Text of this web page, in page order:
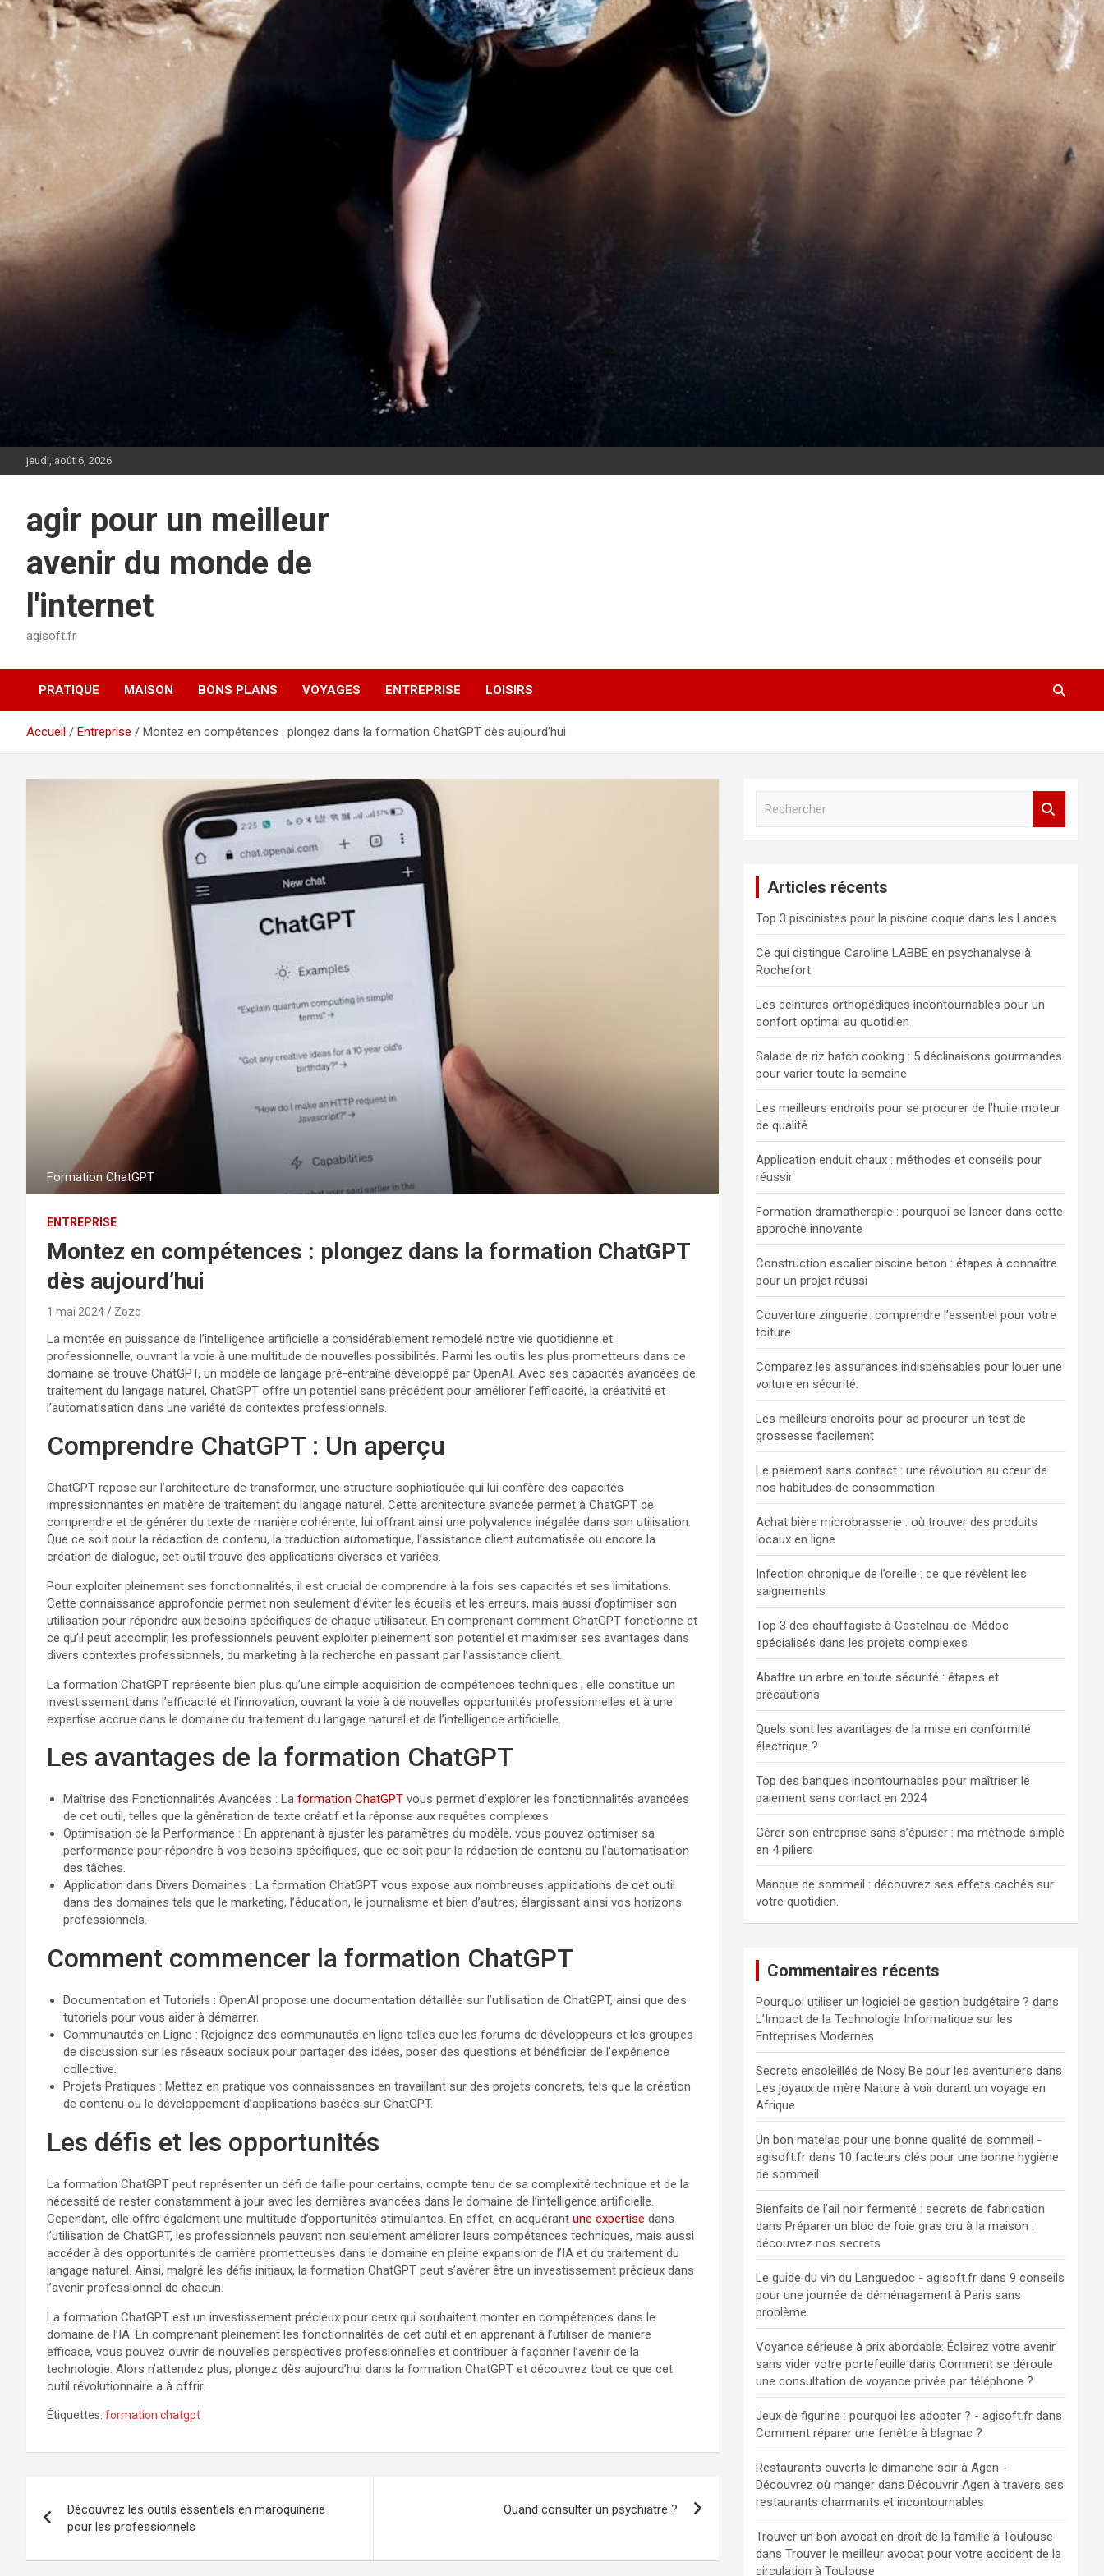
jeudi, août 6, 2026
agir pour un meilleur
avenir du monde de
l'internet
agisoft.fr
PRATIQUE MAISON BONS PLANS VOYAGES ENTREPRISE LOISIRS
Accueil Entreprise Montez en compétences : plongez dans la formation ChatGPT dès aujourd’hui
Formation ChatGPT
ENTREPRISE
Montez en compétences : plongez dans la formation ChatGPT
dès aujourd’hui
1 mai 2024 Zozo
La montée en puissance de l’intelligence artificielle a considérablement remodelé notre vie quotidienne et
professionnelle, ouvrant la voie à une multitude de nouvelles possibilités. Parmi les outils les plus prometteurs dans ce
domaine se trouve ChatGPT, un modèle de langage pré-entraîné développé par OpenAI. Avec ses capacités avancées de
traitement du langage naturel, ChatGPT offre un potentiel sans précédent pour améliorer l’efficacité, la créativité et
l’automatisation dans une variété de contextes professionnels.
Comprendre ChatGPT : Un aperçu
ChatGPT repose sur l’architecture de transformer, une structure sophistiquée qui lui confère des capacités
impressionnantes en matière de traitement du langage naturel. Cette architecture avancée permet à ChatGPT de
comprendre et de générer du texte de manière cohérente, lui offrant ainsi une polyvalence inégalée dans son utilisation.
Que ce soit pour la rédaction de contenu, la traduction automatique, l’assistance client automatisée ou encore la
création de dialogue, cet outil trouve des applications diverses et variées.
Pour exploiter pleinement ses fonctionnalités, il est crucial de comprendre à la fois ses capacités et ses limitations.
Cette connaissance approfondie permet non seulement d’éviter les écueils et les erreurs, mais aussi d’optimiser son
utilisation pour répondre aux besoins spécifiques de chaque utilisateur. En comprenant comment ChatGPT fonctionne et
ce qu’il peut accomplir, les professionnels peuvent exploiter pleinement son potentiel et maximiser ses avantages dans
divers contextes professionnels, du marketing à la recherche en passant par l’assistance client.
La formation ChatGPT représente bien plus qu’une simple acquisition de compétences techniques ; elle constitue un
investissement dans l’efficacité et l’innovation, ouvrant la voie à de nouvelles opportunités professionnelles et à une
expertise accrue dans le domaine du traitement du langage naturel et de l’intelligence artificielle.
Les avantages de la formation ChatGPT
Maîtrise des Fonctionnalités Avancées : La formation ChatGPT vous permet d’explorer les fonctionnalités avancées
de cet outil, telles que la génération de texte créatif et la réponse aux requêtes complexes.
Optimisation de la Performance : En apprenant à ajuster les paramètres du modèle, vous pouvez optimiser sa
performance pour répondre à vos besoins spécifiques, que ce soit pour la rédaction de contenu ou l’automatisation
des tâches.
Application dans Divers Domaines : La formation ChatGPT vous expose aux nombreuses applications de cet outil
dans des domaines tels que le marketing, l’éducation, le journalisme et bien d’autres, élargissant ainsi vos horizons
professionnels.
Comment commencer la formation ChatGPT
Documentation et Tutoriels : OpenAI propose une documentation détaillée sur l’utilisation de ChatGPT, ainsi que des
tutoriels pour vous aider à démarrer.
Communautés en Ligne : Rejoignez des communautés en ligne telles que les forums de développeurs et les groupes
de discussion sur les réseaux sociaux pour partager des idées, poser des questions et bénéficier de l’expérience
collective.
Projets Pratiques : Mettez en pratique vos connaissances en travaillant sur des projets concrets, tels que la création
de contenu ou le développement d’applications basées sur ChatGPT.
Les défis et les opportunités
La formation ChatGPT peut représenter un défi de taille pour certains, compte tenu de sa complexité technique et de la
nécessité de rester constamment à jour avec les dernières avancées dans le domaine de l’intelligence artificielle.
Cependant, elle offre également une multitude d’opportunités stimulantes. En effet, en acquérant une expertise dans
l’utilisation de ChatGPT, les professionnels peuvent non seulement améliorer leurs compétences techniques, mais aussi
accéder à des opportunités de carrière prometteuses dans le domaine en pleine expansion de l’IA et du traitement du
langage naturel. Ainsi, malgré les défis initiaux, la formation ChatGPT peut s’avérer être un investissement précieux dans
l’avenir professionnel de chacun.
La formation ChatGPT est un investissement précieux pour ceux qui souhaitent monter en compétences dans le
domaine de l’IA. En comprenant pleinement les fonctionnalités de cet outil et en apprenant à l’utiliser de manière
efficace, vous pouvez ouvrir de nouvelles perspectives professionnelles et contribuer à façonner l’avenir de la
technologie. Alors n’attendez plus, plongez dès aujourd’hui dans la formation ChatGPT et découvrez tout ce que cet
outil révolutionnaire a à offrir.
Étiquettes: formation chatgpt
de
l’article
Découvrez les outils essentiels en maroquinerie
pour les professionnels
Quand consulter un psychiatre ?
c
h
e
r
Articles récents
Top 3 piscinistes pour la piscine coque dans les Landes
Ce qui distingue Caroline LABBE en psychanalyse à
Rochefort
Les ceintures orthopédiques incontournables pour un
confort optimal au quotidien
Salade de riz batch cooking : 5 déclinaisons gourmandes
pour varier toute la semaine
Les meilleurs endroits pour se procurer de l’huile moteur
de qualité
Application enduit chaux : méthodes et conseils pour
réussir
Formation dramatherapie : pourquoi se lancer dans cette
approche innovante
Construction escalier piscine beton : étapes à connaître
pour un projet réussi
Couverture zinguerie : comprendre l’essentiel pour votre
toiture
Comparez les assurances indispensables pour louer une
voiture en sécurité.
Les meilleurs endroits pour se procurer un test de
grossesse facilement
Le paiement sans contact : une révolution au cœur de
nos habitudes de consommation
Achat bière microbrasserie : où trouver des produits
locaux en ligne
Infection chronique de l’oreille : ce que révèlent les
saignements
Top 3 des chauffagiste à Castelnau-de-Médoc
spécialisés dans les projets complexes
Abattre un arbre en toute sécurité : étapes et
précautions
Quels sont les avantages de la mise en conformité
électrique ?
Top des banques incontournables pour maîtriser le
paiement sans contact en 2024
Gérer son entreprise sans s’épuiser : ma méthode simple
en 4 piliers
Manque de sommeil : découvrez ses effets cachés sur
votre quotidien.
Commentaires récents
Pourquoi utiliser un logiciel de gestion budgétaire ? dans
L’Impact de la Technologie Informatique sur les
Entreprises Modernes
Secrets ensoleillés de Nosy Be pour les aventuriers dans
Les joyaux de mère Nature à voir durant un voyage en
Afrique
Un bon matelas pour une bonne qualité de sommeil -
agisoft.fr dans 10 facteurs clés pour une bonne hygiène
de sommeil
Bienfaits de l'ail noir fermenté : secrets de fabrication
dansPréparer un bloc de foie gras cru à la maison :
découvrez nos secrets
Le guide du vin du Languedoc - agisoft.fr dans9 conseils
pour une journée de déménagement à Paris sans
problème
Voyance sérieuse à prix abordable: Éclairez votre avenir
sans vider votre portefeuille dansComment se déroule
une consultation de voyance privée par téléphone ?
Jeux de figurine : pourquoi les adopter ? - agisoft.fr dans
Comment réparer une fenêtre à blagnac ?
Restaurants ouverts le dimanche soir à Agen -
Découvrez où manger dansDécouvrir Agen à travers ses
restaurants charmants et incontournables
Trouver un bon avocat en droit de la famille à Toulouse
dansTrouver le meilleur avocat pour votre accident de la
circulation à Toulouse